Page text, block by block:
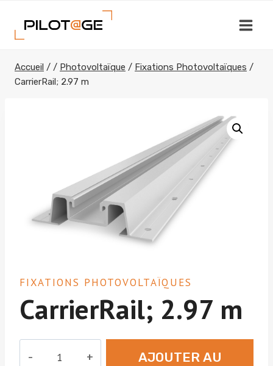
contenu
Accueil / / Photovoltaïque / Fixations Photovoltaïques /
CarrierRail; 2.97 m
FIXATIONS PHOTOVOLTAÏQUES
CarrierRail; 2.97 m
AJOUTER AU